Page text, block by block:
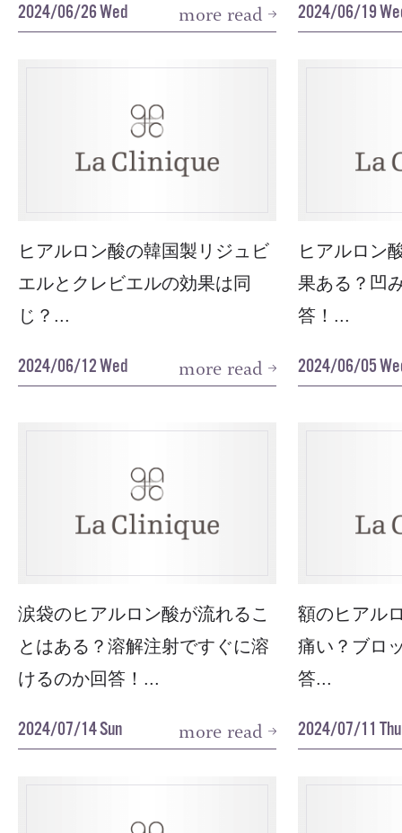
2024/06/26 Wed more read 2024/06/19
ヒアルロン酸の韓国製リジュビ
エルとクレビエルの効果は同
じ？...
2024/06/12 Wed more read
ヒアルロン
果ある？凹
答！...
2024/06/05
涙袋のヒアルロン酸が流れるこ
とはある？溶解注射ですぐに溶
けるのか回答！...
2024/07/14 Sun more read
額のヒアル
痛い？ブロ
答...
2024/07/11 Thu